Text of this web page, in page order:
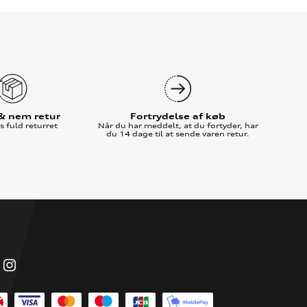
nem retur
fuld returret
Fortrydelse af køb
Når du har meddelt, at du fortyder, har
du 14 dage til at sende varen retur.